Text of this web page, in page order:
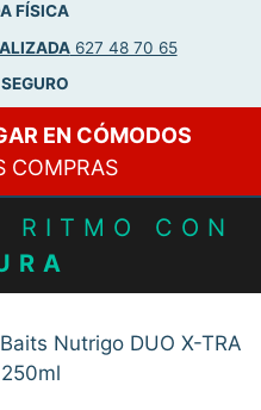
FÍSICA
627 48 70 65
EN CÓMODOS
COMPRAS
RITMO CON
Nutrigo DUO X-TRA